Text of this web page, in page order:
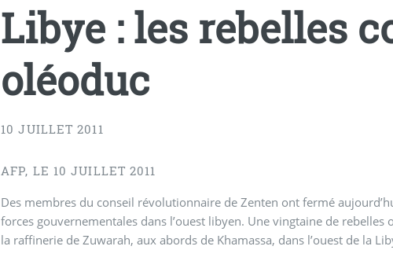
Libye : les rebelles
oléoduc
10 JUILLET 2011
AFP, LE 10 JUILLET 2011
Des membres du conseil révolutionnaire de Zenten ont fermé
forces gouvernementales dans l’ouest libyen. Une vingtaine de
la raffinerie de Zuwarah, aux abords de Khamassa, dans l’ouest de la